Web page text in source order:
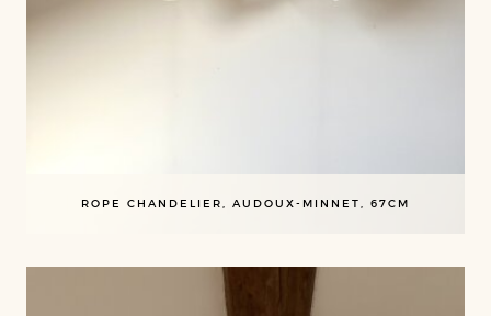
ROPE CHANDELIER, AUDOUX-MINNET, 67CM